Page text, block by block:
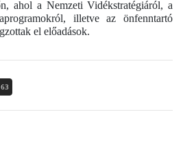
ahol a Nemzeti Vidékstratégiáról, a
illetve az önfenntartó
el előadások.
63